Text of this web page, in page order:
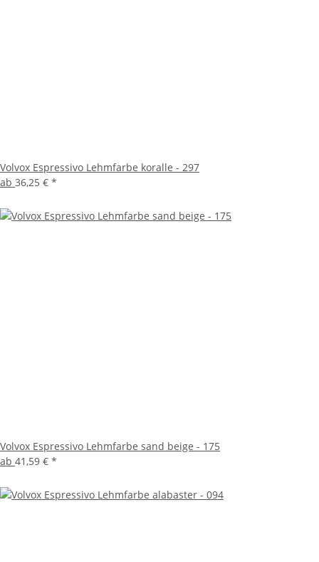
Volvox Espressivo Lehmfarbe koralle - 297
ab 36,25 € *
Volvox Espressivo Lehmfarbe sand beige - 175
ab 41,59 € *